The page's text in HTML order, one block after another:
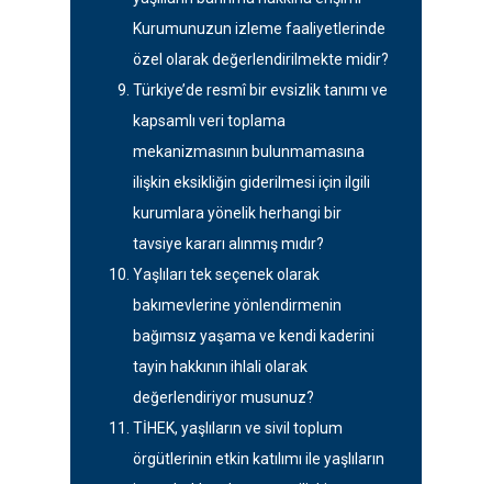
Kurumunuzun izleme faaliyetlerinde
özel olarak değerlendirilmekte midir?
Türkiye’de resmî bir evsizlik tanımı ve
kapsamlı veri toplama
mekanizmasının bulunmamasına
ilişkin eksikliğin giderilmesi için ilgili
kurumlara yönelik herhangi bir
tavsiye kararı alınmış mıdır?
Yaşlıları tek seçenek olarak
bakımevlerine yönlendirmenin
bağımsız yaşama ve kendi kaderini
tayin hakkının ihlali olarak
değerlendiriyor musunuz?
TİHEK, yaşlıların ve sivil toplum
örgütlerinin etkin katılımı ile yaşlıların